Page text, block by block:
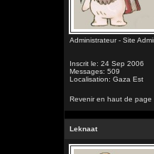
Administrateur - Site
Inscrit le: 24 Sep 2006
Messages: 509
Localisation: Gaza Est
Revenir en haut de page
Leknaat